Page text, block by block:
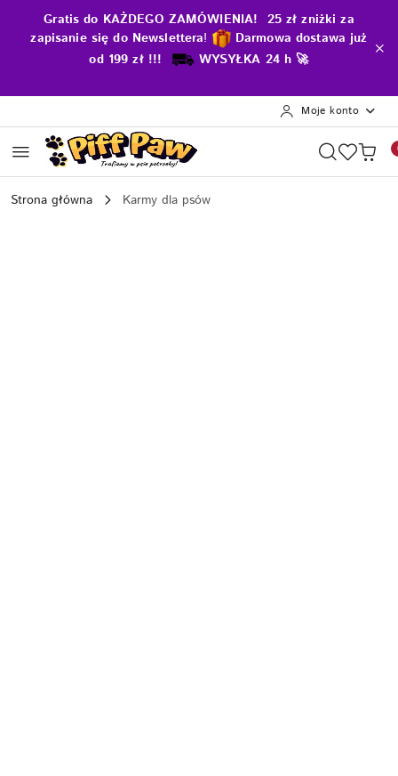
Przejdź do treści głównej
Przejdź do wyszukiwarki
Przejdź do moje konto
Przejdź do menu głównego
Przejdź do opisu produktu
Przejdź do stopki
Gratis do KAŻDEGO ZAMÓWIENIA! 25 zł zniżki za
zapisanie się do Newslettera! Darmowa dostawa już
od 199 zł !!!
WYSYŁKA 24 h 🚀
Moje konto
Strona główna Karmy dla psów